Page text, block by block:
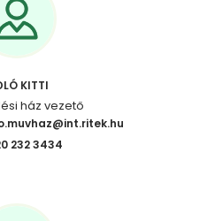
KITTI
ház vezető
232 3434